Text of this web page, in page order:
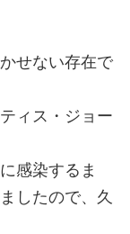
せない存在で
ィス・ジョー
感染するま
したので、久